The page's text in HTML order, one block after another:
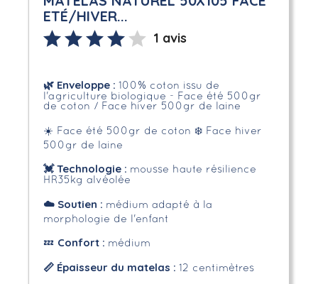
ETÉ/HIVER...
1 avis
🌿Enveloppe: 100% coton issu de
l'agriculture biologique - Face été 500gr
de coton / Face hiver 500gr de laine
☀️ Face été 500gr de coton ❄️ Face hiver
500gr de laine
💓 Technologie : mousse haute résilience
HR35kg alvéolée
☁️Soutien : médium adapté à la
morphologie de l'enfant
💤 Confort : médium
📏 Épaisseur du matelas : 12 centimètres